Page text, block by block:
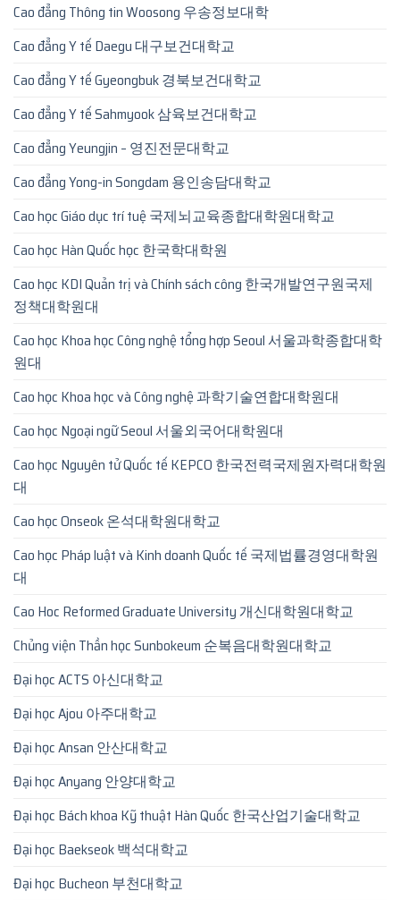
Cao đẳng Thông tin Woosong 우송정보대학
Cao đẳng Y tế Daegu 대구보건대학교
Cao đẳng Y tế Gyeongbuk 경북보건대학교
Cao đẳng Y tế Sahmyook 삼육보건대학교
Cao đẳng Yeungjin – 영진전문대학교
Cao đẳng Yong-in Songdam 용인송담대학교
Cao học Giáo dục trí tuệ 국제뇌교육종합대학원대학교
Cao học Hàn Quốc học 한국학대학원
Cao học KDI Quản trị và Chính sách công 한국개발연구원국제
정책대학원대
Cao học Khoa học Công nghệ tổng hợp Seoul 서울과학종합대학
원대
Cao học Khoa học và Công nghệ 과학기술연합대학원대
Cao học Ngoại ngữ Seoul 서울외국어대학원대
Cao học Nguyên tử Quốc tế KEPCO 한국전력국제원자력대학원
대
Cao học Onseok 온석대학원대학교
Cao học Pháp luật và Kinh doanh Quốc tế 국제법률경영대학원
대
Cao Hoc Reformed Graduate University 개신대학원대학교
Chủng viện Thần học Sunbokeum 순복음대학원대학교
Đại học ACTS 아신대학교
Đại học Ajou 아주대학교
Đại học Ansan 안산대학교
Đại học Anyang 안양대학교
Đại học Bách khoa Kỹ thuật Hàn Quốc 한국산업기술대학교
Đại học Baekseok 백석대학교
Đại học Bucheon 부천대학교